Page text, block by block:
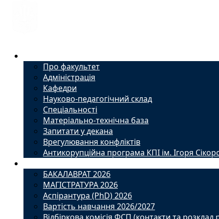
Про факультет
Адміністрація
Кафедри
Науково-педагогічний склад
Спеціальності
Матеріально-технічна база
Запитати у декана
Врегулювання конфліктів
Антикорупційна програма КПІ ім. Ігоря
БАКАЛАВРАТ 2026
МАГІСТРАТУРА 2026
Аспірантура (PhD) 2026
Вартість навчання 2026/2027